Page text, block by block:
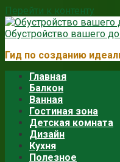
Перейти к контенту
Обустройство вашего
Гид по созданию
Главная
Балкон
Ванная
Гостиная зона
Детская комната
Дизайн
Кухня
Полезное